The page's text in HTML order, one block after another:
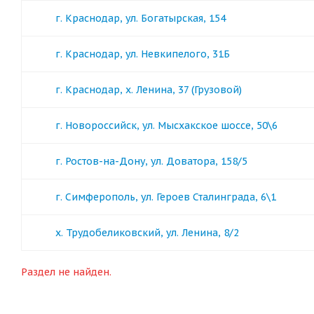
г. Краснодар, ул. Богатырская, 154
г. Краснодар, ул. Невкипелого, 31Б
г. Краснодар, х. Ленина, 37 (Грузовой)
г. Новороссийск, ул. Мысхакское шоссе, 50\6
г. Ростов-на-Дону, ул. Доватора, 158/5
г. Симферополь, ул. Героев Сталинграда, 6\1
х. Трудобеликовский, ул. Ленина, 8/2
Раздел не найден.